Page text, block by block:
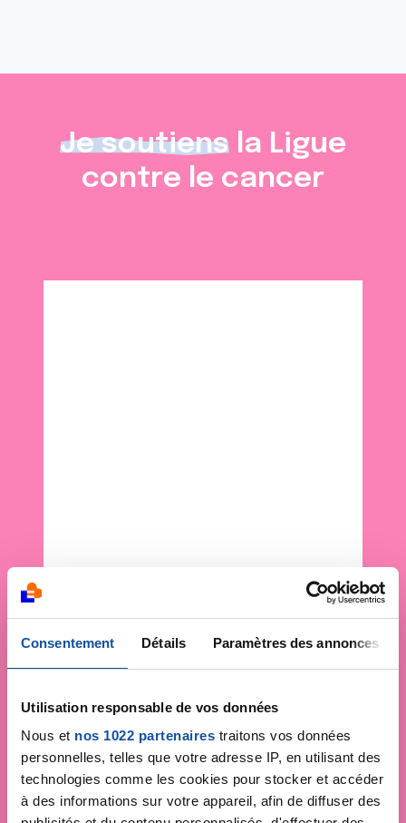
Consentement Détails Paramètres des annonces
Utilisation responsable de vos données
Nous et nos 1022 partenaires traitons vos données
personnelles, telles que votre adresse IP, en utilisant des
technologies comme les cookies pour stocker et accéder
à des informations sur votre appareil, afin de diffuser des
Je soutiens la Ligue
contre le cancer